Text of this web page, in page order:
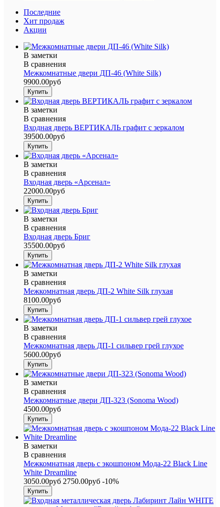
Последние
Хит продаж
Акции
В заметки
В сравнения
Межкомнатные двери ДП-46 (White Silk)
9900.00руб
В заметки
В сравнения
Входная дверь ВЕРТИКАЛЬ графит с зеркалом
39500.00руб
В заметки
В сравнения
Входная дверь «Арсенал»
22000.00руб
В заметки
В сравнения
Входная дверь Бриг
35500.00руб
В заметки
В сравнения
Межкомнатная дверь ДП-2 White Silk глухая
8100.00руб
В заметки
В сравнения
Межкомнатная дверь ДП-1 сильвер грей глухое
5600.00руб
В заметки
В сравнения
Межкомнатные двери ДП-323 (Sonoma Wood)
4500.00руб
В заметки
В сравнения
Межкомнатная дверь с экошпоном Мода-22 Black Line
White Dreamline
3050.00руб 2750.00руб -10%